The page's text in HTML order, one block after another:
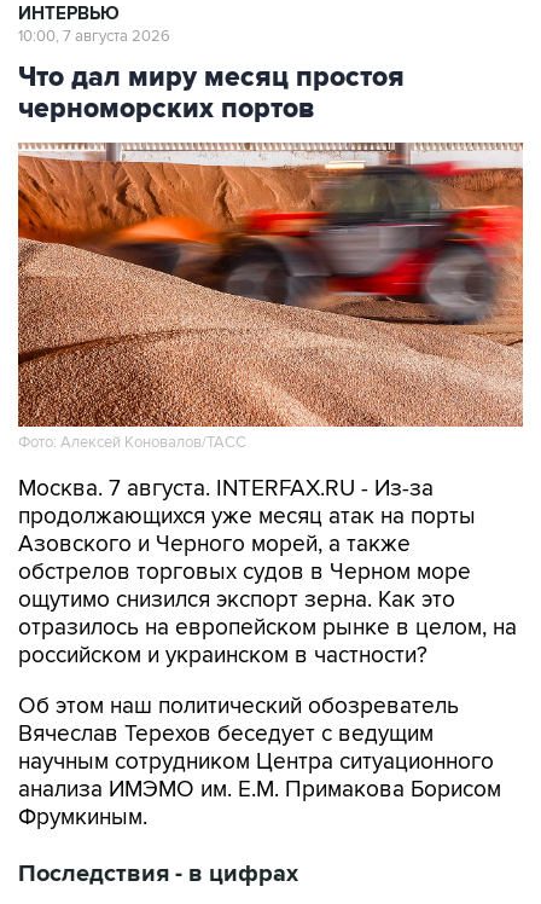
ИНТЕРВЬЮ
10:00, 7 августа 2026
Что дал миру месяц простоя
черноморских портов
Фото: Алексей Коновалов/ТАСС
Москва. 7 августа. INTERFAX.RU - Из-за
продолжающихся уже месяц атак на порты
Азовского и Черного морей, а также
обстрелов торговых судов в Черном море
ощутимо снизился экспорт зерна. Как это
отразилось на европейском рынке в целом, на
российском и украинском в частности?
Об этом наш политический обозреватель
Вячеслав Терехов беседует с ведущим
научным сотрудником Центра ситуационного
анализа ИМЭМО им. Е.М. Примакова Борисом
Фрумкиным.
Последствия - в цифрах